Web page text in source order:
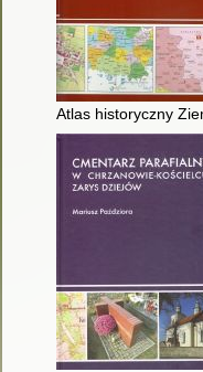
Atlas historyczny